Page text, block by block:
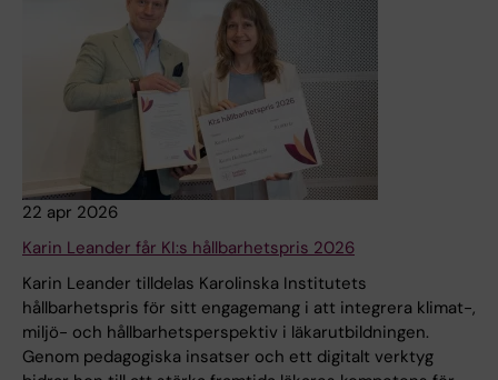
22 apr 2026
Karin Leander får KI:s hållbarhetspris 2026
Karin Leander tilldelas Karolinska Institutets
hållbarhetspris för sitt engagemang i att integrera klimat-,
miljö- och hållbarhetsperspektiv i läkarutbildningen.
Genom pedagogiska insatser och ett digitalt verktyg